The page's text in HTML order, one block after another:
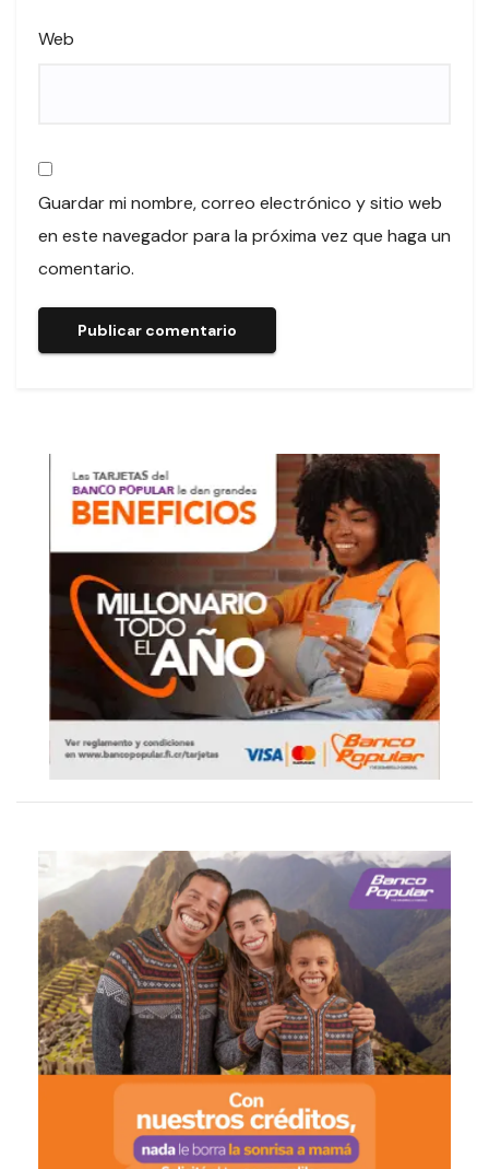
Web
Guardar mi nombre, correo electrónico y sitio web
en este navegador para la próxima vez que haga un
comentario.